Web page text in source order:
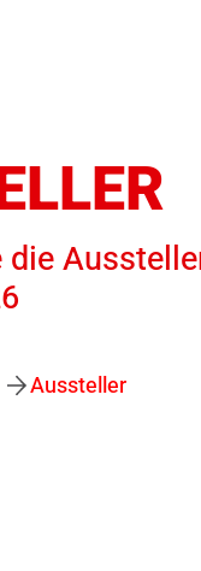
die
Aussteller